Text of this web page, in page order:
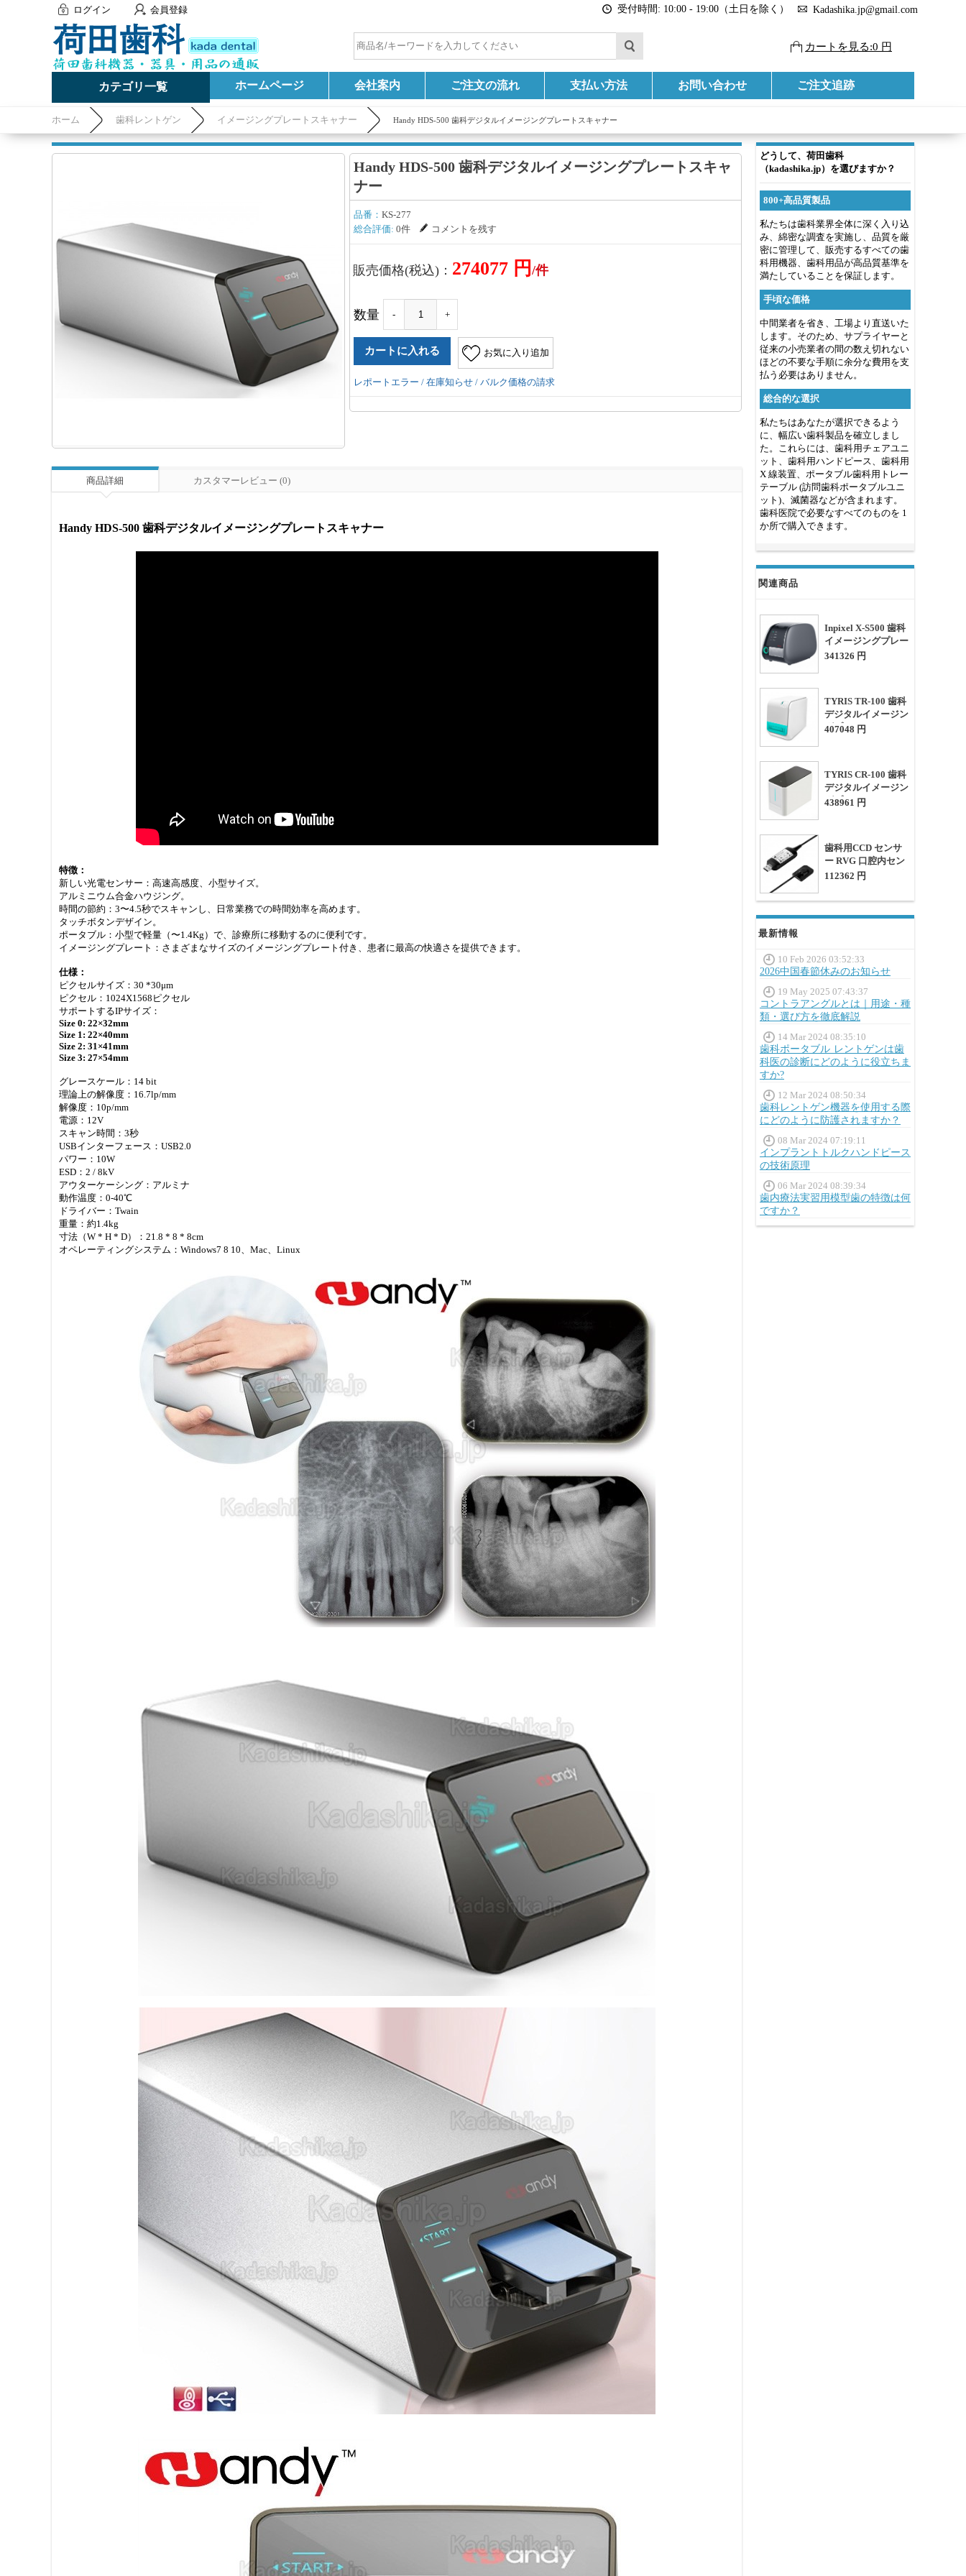
ログイン 会員登録 受付時間: 10:00 - 19:00（土日を除く） Kadashika.jp@gmail.com
カートを見る:0 円
カテゴリ一覧 ホームページ 会社案内 ご注文の流れ 支払い方法 お問い合わせ ご注文追跡
ホーム 歯科レントゲン イメージングプレートスキャナー Handy HDS-500 歯科デジタルイメージングプレートスキャナー
どうして、荷田歯科
（kadashika.jp）を選びますか？
800+高品質製品
私たちは歯科業界全体に深く入り込
み、綿密な調査を実施し、品質を厳
密に管理して、販売するすべての歯
科用機器、歯科用品が高品質基準を
満たしていることを保証します。
手頃な価格
中間業者を省き、工場より直送いた
します。そのため、サプライヤーと
従来の小売業者の間の数え切れない
ほどの不要な手順に余分な費用を支
払う必要はありません。
総合的な選択
私たちはあなたが選択できるよう
に、幅広い歯科製品を確立しまし
た。これらには、歯科用チェアユニ
ット、歯科用ハンドピース、歯科用
X 線装置、ポータブル歯科用トレー
テーブル (訪問歯科ポータブルユニ
ット)、滅菌器などが含まれます。
歯科医院で必要なすべてのものを 1
か所で購入できます。
関連商品
Inpixel X-S500 歯科
イメージングプレー
トスキャナー ip ス
341326 円
TYRIS TR-100 歯科
デジタルイメージン
グプレートスキャナ
407048 円
TYRIS CR-100 歯科
デジタルイメージン
グプレートスキャナ
438961 円
歯科用CCD センサ
ー RVG 口腔内セン
サー S1/S2 ソフトウ
112362 円
最新情報
10 Feb 2026 03:52:33
2026中国春節休みのお知らせ
19 May 2025 07:43:37
コントラアングルとは｜用途・種
類・選び方を徹底解説
14 Mar 2024 08:35:10
歯科ポータブル レントゲンは歯
科医の診断にどのように役立ちま
すか?
12 Mar 2024 08:50:34
歯科レントゲン機器を使用する際
にどのように防護されますか？
08 Mar 2024 07:19:11
インプラントトルクハンドピース
の技術原理
06 Mar 2024 08:39:34
歯内療法実習用模型歯の特徴は何
ですか？
Handy HDS-500 歯科デジタルイメージングプレートスキャ
ナー
品番： KS-277
総合評価: 0件 コメントを残す
販売価格(税込)： 274077 円 /件
数量 - +
お気に入り追加
レポートエラー / 在庫知らせ / バルク価格の請求
商品詳細 カスタマーレビュー (0)
Handy HDS-500 歯科デジタルイメージングプレートスキャナー
特徴：
新しい光電センサー：高速高感度、小型サイズ。
アルミニウム合金ハウジング。
時間の節約：3〜4.5秒でスキャンし、日常業務での時間効率を高めます。
タッチボタンデザイン。
ポータブル：小型で軽量（〜1.4Kg）で、診療所に移動するのに便利です。
イメージングプレート：さまざまなサイズのイメージングプレート付き、患者に最高の快適さを提供できます。
仕様：
ピクセルサイズ：30 *30μm
ピクセル：1024X1568ピクセル
サポートするIPサイズ：
Size 0: 22×32mm
Size 1: 22×40mm
Size 2: 31×41mm
Size 3: 27×54mm
グレースケール：14 bit
理論上の解像度：16.7lp/mm
解像度：10p/mm
電源：12V
スキャン時間：3秒
USBインターフェース：USB2.0
パワー：10W
ESD：2 / 8kV
アウターケーシング：アルミナ
動作温度：0-40℃
ドライバー：Twain
重量：約1.4kg
寸法（W * H * D）：21.8 * 8 * 8cm
オペレーティングシステム：Windows7 8 10、Mac、Linux